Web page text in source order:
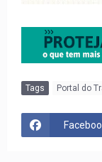
Tags Portal do